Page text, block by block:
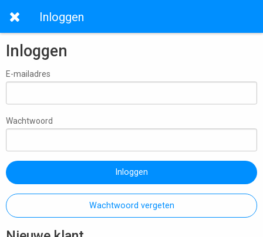
Inloggen
Inloggen
E-mailadres
Wachtwoord
Inloggen
Wachtwoord vergeten